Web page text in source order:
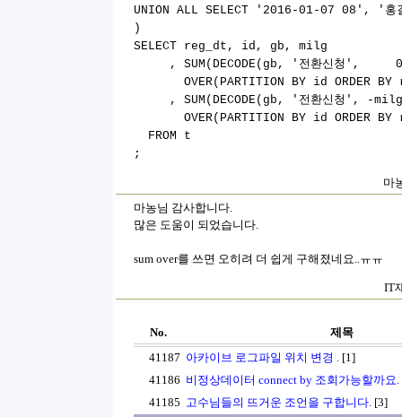
UNION ALL SELECT '2016-01-07 08', '
)
SELECT reg_dt, id, gb, milg
, SUM(DECODE(gb, '전환신청',
OVER(PARTITION BY id ORDER
, SUM(DECODE(gb, '전환신청', -
OVER(PARTITION BY id ORDER BY
FROM t
;
마
마농님 감사합니다.
많은 도움이 되었습니다.
sum over를 쓰면 오히려 더 쉽게 구해졌네요..ㅠㅠ
IT
No.
제목
41187 아카이브 로그파일 위치 변경 . [1]
41186 비정상데이터 connect by 조회가능할까요.
41185 고수님들의 뜨거운 조언을 구합니다. [3]